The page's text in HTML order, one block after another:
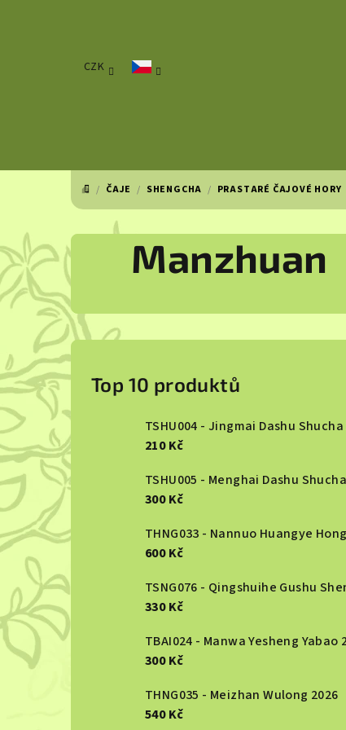
CZK
DOMŮ
/ ČAJE / SHENGCHA / PRASTARÉ ČAJOVÉ HORY
Manzhuan
P
o
s
t
r
n
Top 10 produktů
210 Kč
300 Kč
600 Kč
330 Kč
300 Kč
THNG035 - Meizhan Wulong 2026
540 Kč